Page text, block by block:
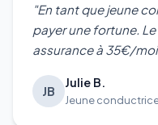
"En tant que jeune
payer une fortune.
assurance à 35€/
JB
Julie B.
Jeune